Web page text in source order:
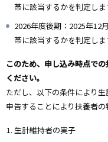
帯に該当するかを判定しま
2026年度後期：2025年12
帯に該当するかを判定しま
このため、申し込み時点で
ください。
ただし、以下の条件により
申告することにより扶養者の
生計維持者の実子